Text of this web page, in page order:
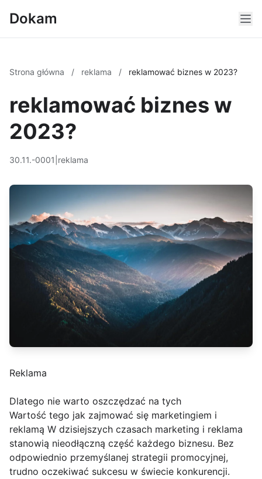
Dokam
Strona główna / reklama / reklamować biznes w 2023?
reklamować biznes w
2023?
30.11.-0001 reklama
Reklama
Dlatego nie warto oszczędzać na tych
Wartość tego jak zajmować się marketingiem i
reklamą W dzisiejszych czasach marketing i reklama
stanowią nieodłączną część każdego biznesu. Bez
odpowiednio przemyślanej strategii promocyjnej,
trudno oczekiwać sukcesu w świecie konkurencji.